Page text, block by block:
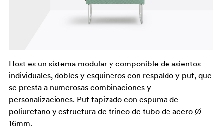
Host es un sistema modular y componible de asientos
individuales, dobles y esquineros con respaldo y puf, que
se presta a numerosas combinaciones y
personalizaciones. Puf tapizado con espuma de
poliuretano y estructura de trineo de tubo de acero Ø
16mm.